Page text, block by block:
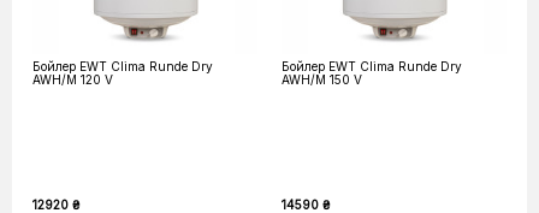
Бойлер EWT Clima Runde Dry
AWH/M 120 V
12920 ₴
Бойлер EWT Clima Runde Dry
AWH/M 150 V
14590 ₴